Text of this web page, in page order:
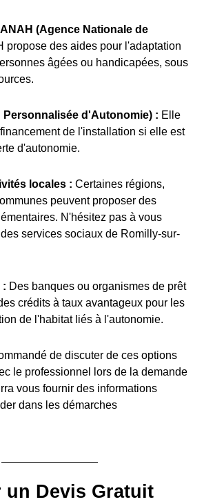
(Agence Nationale de
propose des aides pour l'adaptation
âgées ou handicapées, sous
Personnalisée d'Autonomie) : Elle
de l'installation si elle est
d'autonomie.
locales : Certaines régions,
peuvent proposer des
N'hésitez pas à vous
services sociaux de Romilly-sur-
: Des banques ou organismes de prêt
crédits à taux avantageux pour les
de l'habitat liés à l'autonomie.
de discuter de ces options
le professionnel lors de la demande
vous fournir des informations
dans les démarches
un Devis Gratuit